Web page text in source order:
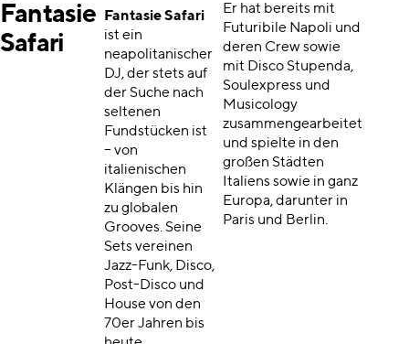
Fantasie
Safari
Fantasie Safari
ist ein
neapolitanischer
DJ, der stets auf
der Suche nach
seltenen
Fundstücken ist
– von
italienischen
Klängen bis hin
zu globalen
Grooves. Seine
Sets vereinen
Jazz-Funk, Disco,
Post-Disco und
House von den
70er Jahren bis
Er hat bereits mit
Futuribile Napoli und
deren Crew sowie
mit Disco Stupenda,
Soulexpress und
Musicology
zusammengearbeitet
und spielte in den
großen Städten
Italiens sowie in ganz
Europa, darunter in
Paris und Berlin.